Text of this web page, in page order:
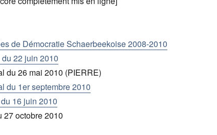
de Démocratie Schaerbeekoise 2008-2010
22 juin 2010
du 26 mai 2010 (PIERRE)
du 1er septembre 2010
16 juin 2010
27 octobre 2010